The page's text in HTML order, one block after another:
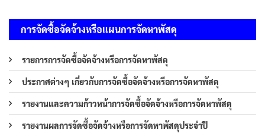
การจัดซื้อจัดจ้างหรือแผนการจัดหาพัสดุ
รายการการจัดซื้อจัดจ้างหรือการจัดหาพัสดุ
ประกาศต่างๆ เกี่ยวกับการจัดซื้อจัดจ้างหรือการจัดหาพัสดุ
รายงานและความก้าวหน้าการจัดซื้อจัดจ้างหรือการจัดหาพัสดุ
รายงานผลการจัดซื้อจัดจ้างหรือการจัดหาพัสดุประจำปี